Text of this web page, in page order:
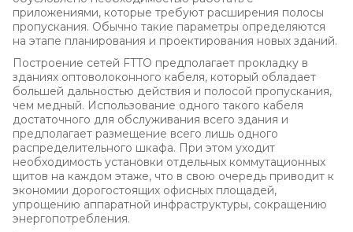
приложениями, которые требуют расширения полосы
пропускания. Обычно такие параметры определяются
на этапе планирования и проектирования новых зданий.
Построение сетей FTTO предполагает прокладку в
зданиях оптоволоконного кабеля, который обладает
большей дальностью действия и полосой пропускания,
чем медный. Использование одного такого кабеля
достаточного для обслуживания всего здания и
предполагает размещение всего лишь одного
распределительного шкафа. При этом уходит
необходимость установки отдельных коммутационных
щитов на каждом этаже, что в свою очередь приводит к
экономии дорогостоящих офисных площадей,
упрощению аппаратной инфраструктуры, сокращению
энергопотребления.